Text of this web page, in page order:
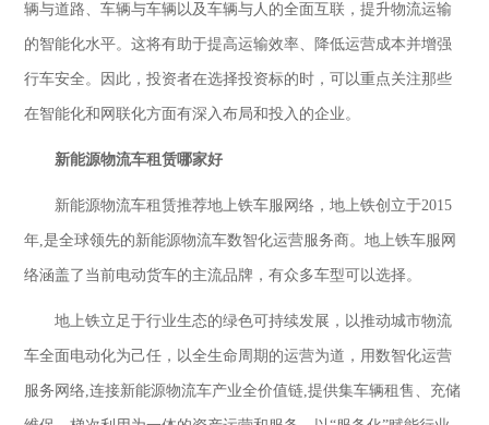
辆与道路、车辆与车辆以及车辆与人的全面互联，提升物流运输
的智能化水平。这将有助于提高运输效率、降低运营成本并增强
行车安全。因此，投资者在选择投资标的时，可以重点关注那些
在智能化和网联化方面有深入布局和投入的企业。
新能源物流车租赁哪家好
新能源物流车租赁推荐地上铁车服网络，地上铁创立于2015
年,是全球领先的新能源物流车数智化运营服务商。地上铁车服网
络涵盖了当前电动货车的主流品牌，有众多车型可以选择。
地上铁立足于行业生态的绿色可持续发展，以推动城市物流
车全面电动化为己任，以全生命周期的运营为道，用数智化运营
服务网络,连接新能源物流车产业全价值链,提供集车辆租售、充储